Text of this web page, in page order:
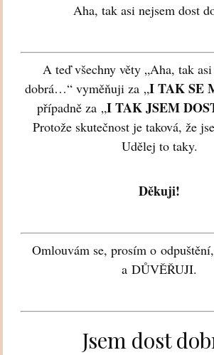
Aha, tak asi nejsem dost
A teď všechny věty „Aha, tak
dobrá…“ vyměňuji za „I TAK SE
případně za „I TAK JSEM
Protože skutečnost je taková, že
Udělej to taky.
Děkuji!
Omlouvám se, prosím o
a DŮVĚŘUJI.
Jsem dost